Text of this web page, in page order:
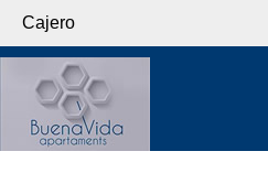
Cajero